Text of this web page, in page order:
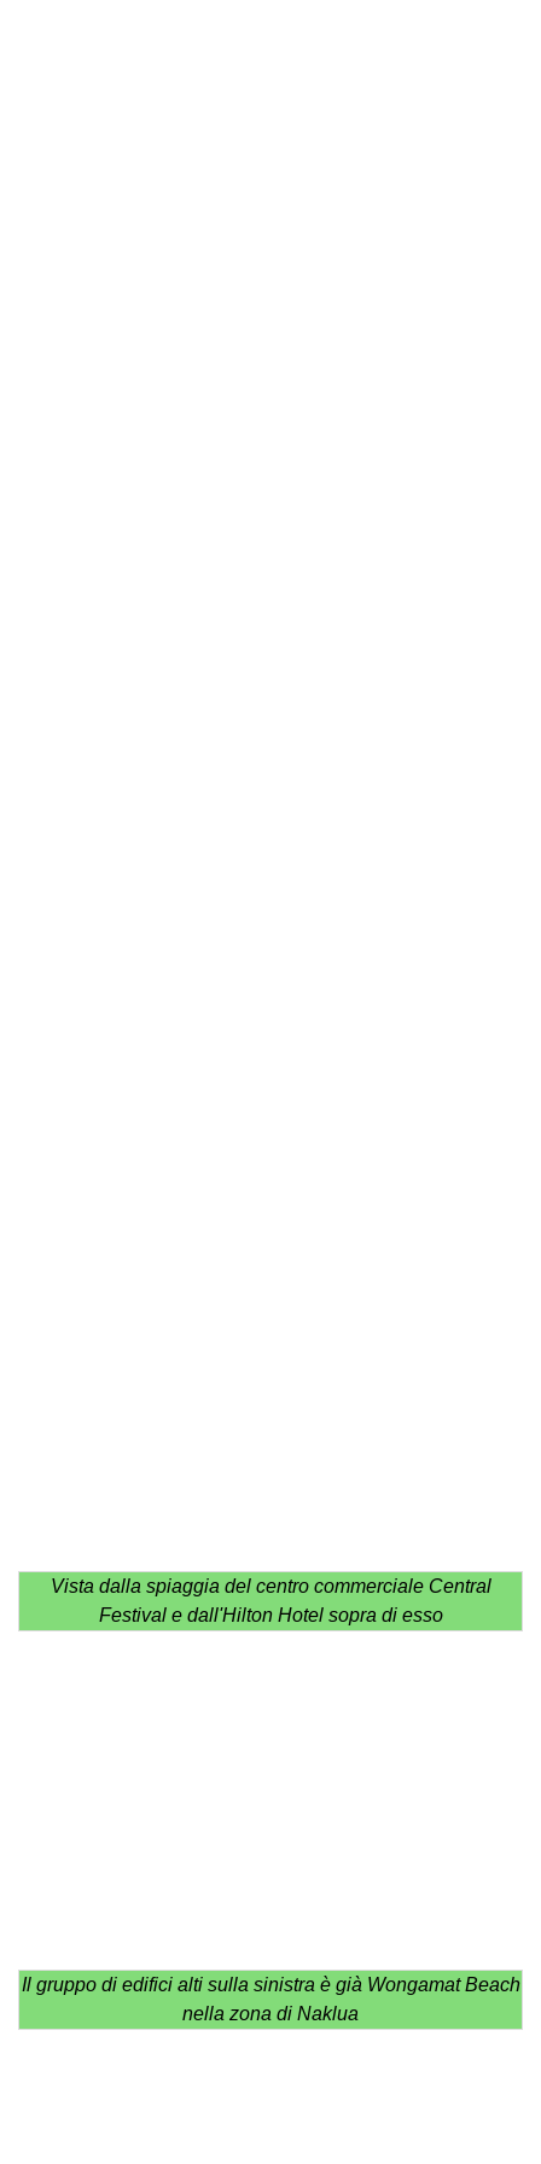
Vista dalla spiaggia del centro commerciale Central
Festival e dall'Hilton Hotel sopra di esso
Il gruppo di edifici alti sulla sinistra è già Wongamat Beach
nella zona di Naklua